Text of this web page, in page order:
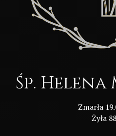
Śp.
Zmarła
Żyła